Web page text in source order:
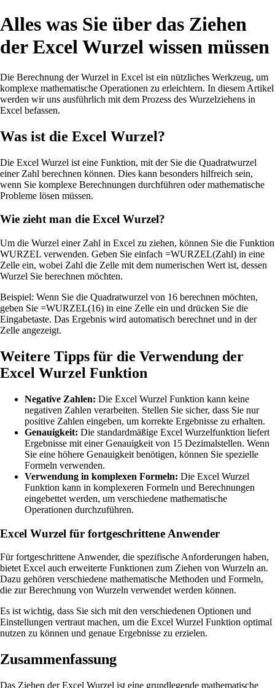
Alles was Sie über das Ziehen
der Excel Wurzel wissen müssen
Die Berechnung der Wurzel in Excel ist ein nützliches Werkzeug, um
komplexe mathematische Operationen zu erleichtern. In diesem Artikel
werden wir uns ausführlich mit dem Prozess des Wurzelziehens in
Excel befassen.
Was ist die Excel Wurzel?
Die Excel Wurzel ist eine Funktion, mit der Sie die Quadratwurzel
einer Zahl berechnen können. Dies kann besonders hilfreich sein,
wenn Sie komplexe Berechnungen durchführen oder mathematische
Probleme lösen müssen.
Wie zieht man die Excel Wurzel?
Um die Wurzel einer Zahl in Excel zu ziehen, können Sie die Funktion
WURZEL verwenden. Geben Sie einfach =WURZEL(Zahl) in eine
Zelle ein, wobei Zahl die Zelle mit dem numerischen Wert ist, dessen
Wurzel Sie berechnen möchten.
Beispiel: Wenn Sie die Quadratwurzel von 16 berechnen möchten,
geben Sie =WURZEL(16) in eine Zelle ein und drücken Sie die
Eingabetaste. Das Ergebnis wird automatisch berechnet und in der
Zelle angezeigt.
Weitere Tipps für die Verwendung der
Excel Wurzel Funktion
Negative Zahlen: Die Excel Wurzel Funktion kann keine
negativen Zahlen verarbeiten. Stellen Sie sicher, dass Sie nur
positive Zahlen eingeben, um korrekte Ergebnisse zu erhalten.
Genauigkeit: Die standardmäßige Excel Wurzelfunktion liefert
Ergebnisse mit einer Genauigkeit von 15 Dezimalstellen. Wenn
Sie eine höhere Genauigkeit benötigen, können Sie spezielle
Formeln verwenden.
Verwendung in komplexen Formeln: Die Excel Wurzel
Funktion kann in komplexeren Formeln und Berechnungen
eingebettet werden, um verschiedene mathematische
Operationen durchzuführen.
Excel Wurzel für fortgeschrittene Anwender
Für fortgeschrittene Anwender, die spezifische Anforderungen haben,
bietet Excel auch erweiterte Funktionen zum Ziehen von Wurzeln an.
Dazu gehören verschiedene mathematische Methoden und Formeln,
die zur Berechnung von Wurzeln verwendet werden können.
Es ist wichtig, dass Sie sich mit den verschiedenen Optionen und
Einstellungen vertraut machen, um die Excel Wurzel Funktion optimal
nutzen zu können und genaue Ergebnisse zu erzielen.
Zusammenfassung
Das Ziehen der Excel Wurzel ist eine grundlegende mathematische